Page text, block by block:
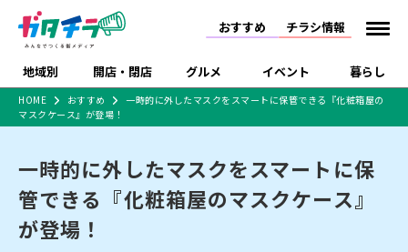
おすすめ チラシ情報
地域別 開店・閉店 グルメ イベント 暮らし
新潟市 下越
中越
開店 閉店
リニューアル・移転
ラーメン 現地レポート
和食
体験・販売 祭り・伝統行事
趣味・展示会
施設・ショップ
住宅メーカー・工務
店
食品メーカー・県産
特売セール インタビュー
特集・まとめ記事
食品スーパー・コンビ
ショッピングモール・
大型施設
ドラッグストア・ホーム
センター
HOME おすすめ
一時的に外したマスクをスマートに保管できる『化粧箱屋の
マスクケース』が登場！
一時的に外したマスクをスマートに保
管できる『化粧箱屋のマスクケース』
が登場！